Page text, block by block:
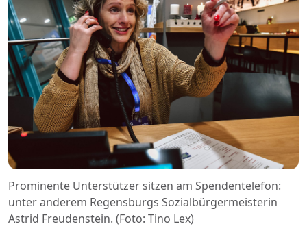
Prominente Unterstützer sitzen am Spendentelefon:
unter anderem Regensburgs Sozialbürgermeisterin
Astrid Freudenstein. (Foto: Tino Lex)